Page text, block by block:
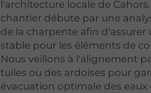
l'architecture locale de
chantier débute par une
de la charpente afin d'assurer
stable pour les éléments de
Nous veillons à l'alignement
tuiles ou des ardoises pour
évacuation optimale des eaux